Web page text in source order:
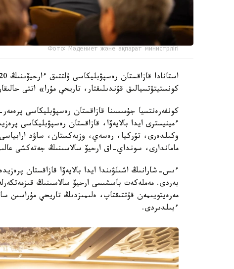
Фото: Мәдениет және ақпарат министрлігі
كونستيتۋتسيالىق قۇندىلىقتار، تاريحي مۇرا» اتتى
كونفەرەنتسيا جۇمىسىنا قازاقستان رەسپۋبليكاسى
ءمينيسترى ايدا بالايەۆا، قازاقستان رەسپۋبليكاسى
وكىلدەرى، تۇركيا، رەسەي، وزبەكستان، ساۋد
ماماندارى، سونداي-اق ارحيۆ سالاسىنىڭ جەتەكشى
ءىس-شارانىڭ اشىلۋىندا ايدا بالايەۆا قازاقستان
مەرەيتويىمەن قۇتتىقتاپ، ەلىمىزدىڭ تاريحي مۇراسىن
ءبىلدىردى.